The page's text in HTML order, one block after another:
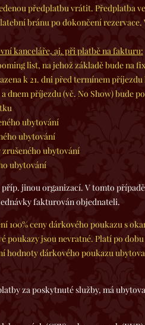
předplatbu vrátit. Předplatba
bránu po dokončení rezervace.
kanceláře, aj. při platbě na fakturu:
list, na jehož základě bude na
k 21. dni před termínem příjezdu
dnem příjezdu (vč. No Show) bude
ubytování
ubytování
zrušeného ubytování
ubytování
jinou organizací. V tomto
fakturován objednateli.
100% ceny dárkového poukazu s
jsou nevratné. Platí po
hodnoty dárkového poukazu
služby, má ubytovací